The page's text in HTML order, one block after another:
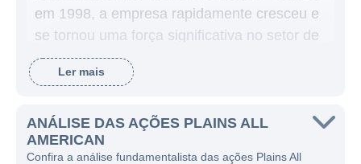
em 1998, a empresa rapidamente cresceu e
se tornou uma força significativa no setor de
infraestrutura de energia, com foco na
movimentação de hidrocarbonetos. Sua sede
principais centros da indústria de petróleo
nos Estados Unidos.
Ler mais
ANÁLISE DAS AÇÕES PLAINS ALL
AMERICAN
Confira a análise fundamentalista das ações Plains All